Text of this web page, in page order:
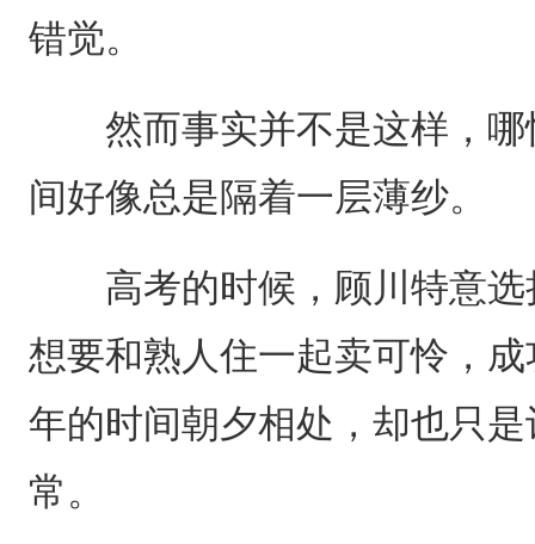
错觉。
然而事实并不是这样，哪
间好像总是隔着一层薄纱。
高考的时候，顾川特意选
想要和熟人住一起卖可怜，
年的时间朝夕相处，却也只
常。